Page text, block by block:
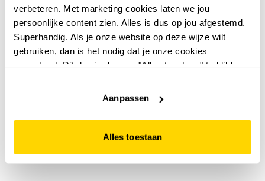
verbeteren. Met marketing cookies laten we jou
persoonlijke content zien. Alles is dus op jou afgestemd.
Superhandig. Als je onze website op deze wijze wilt
gebruiken, dan is het nodig dat je onze cookies
accepteert. Dit doe je door op "Alles toestaan" te klikken.
website niet optimaal functioneert.
Aanpassen
Alles toestaan